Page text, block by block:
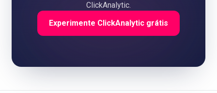
ClickAnalytic.
Experimente ClickAnalytic grátis